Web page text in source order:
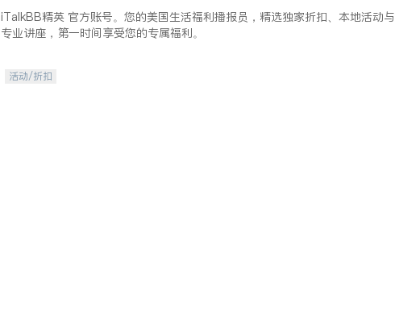
iTalkBB精英 官方账号。您的美国生活福利播报员，精选独家折扣、本地活动与
专业讲座，第一时间享受您的专属福利。
活动/折扣